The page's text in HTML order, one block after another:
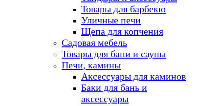
Товары для барбекю
Уличные печи
Щепа для копчения
Садовая мебель
Товары для бани и сауны
Печи, камины
Аксессуары для каминов
Баки для бань и
аксессуары